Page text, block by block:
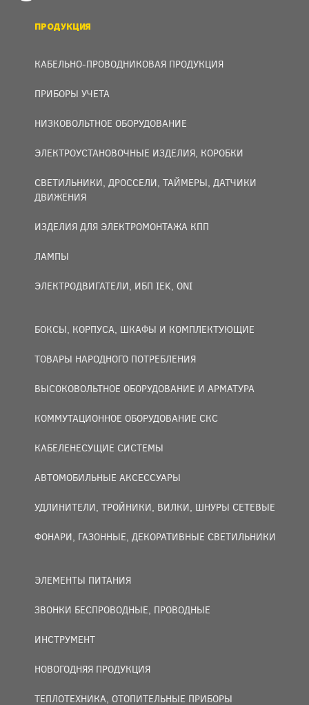
ПРОДУКЦИЯ
КАБЕЛЬНО-ПРОВОДНИКОВАЯ ПРОДУКЦИЯ
ПРИБОРЫ УЧЕТА
НИЗКОВОЛЬТНОЕ ОБОРУДОВАНИЕ
ЭЛЕКТРОУСТАНОВОЧНЫЕ ИЗДЕЛИЯ, КОРОБКИ
СВЕТИЛЬНИКИ, ДРОССЕЛИ, ТАЙМЕРЫ, ДАТЧИКИ
ДВИЖЕНИЯ
ИЗДЕЛИЯ ДЛЯ ЭЛЕКТРОМОНТАЖА КПП
ЛАМПЫ
ЭЛЕКТРОДВИГАТЕЛИ, ИБП IEK, ONI
БОКСЫ, КОРПУСА, ШКАФЫ И КОМПЛЕКТУЮЩИЕ
ТОВАРЫ НАРОДНОГО ПОТРЕБЛЕНИЯ
ВЫСОКОВОЛЬТНОЕ ОБОРУДОВАНИЕ И АРМАТУРА
КОММУТАЦИОННОЕ ОБОРУДОВАНИЕ СКС
КАБЕЛЕНЕСУЩИЕ СИСТЕМЫ
АВТОМОБИЛЬНЫЕ АКСЕССУАРЫ
УДЛИНИТЕЛИ, ТРОЙНИКИ, ВИЛКИ, ШНУРЫ СЕТЕВЫЕ
ФОНАРИ, ГАЗОННЫЕ, ДЕКОРАТИВНЫЕ СВЕТИЛЬНИКИ
ЭЛЕМЕНТЫ ПИТАНИЯ
ЗВОНКИ БЕСПРОВОДНЫЕ, ПРОВОДНЫЕ
ИНСТРУМЕНТ
НОВОГОДНЯЯ ПРОДУКЦИЯ
ТЕПЛОТЕХНИКА, ОТОПИТЕЛЬНЫЕ ПРИБОРЫ